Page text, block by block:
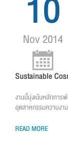
Nov 2014
Sustainable
งานนี้มุ่งเน้นหลักการ
อุตสาหกรรมความงา
READ MORE